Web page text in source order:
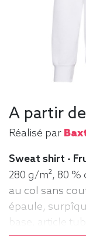
A partir de
Réalisé par
Sweat shirt -
280 g/m², 80
au col sans
épaule,
base, article